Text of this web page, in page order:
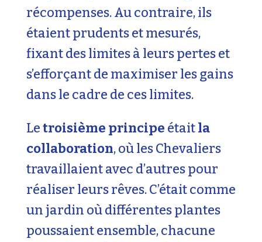
récompenses. Au contraire, ils
étaient prudents et mesurés,
fixant des limites à leurs pertes et
s’efforçant de maximiser les gains
dans le cadre de ces limites.
Letroisième principe étaitla
collaboration, où les Chevaliers
travaillaient avec d’autres pour
réaliser leurs rêves. C’était comme
un jardin où différentes plantes
poussaient ensemble, chacune